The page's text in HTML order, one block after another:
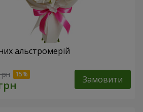
альстромерій
Замовити